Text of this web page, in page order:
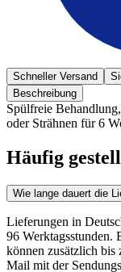
Schneller Versand
Beschreibung
Spülfreie
oder Strähnen für 6
Häufig
Wie lange dauert die
Lieferungen in
96 Werktagsstunden.
können zusätzlich bis
Mail mit der